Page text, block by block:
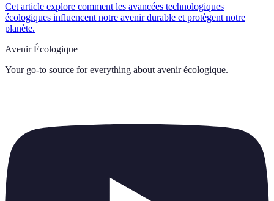
Cet article explore comment les avancées technologiques
écologiques influencent notre avenir durable et protègent notre
planète.
Avenir Écologique
Your go-to source for everything about avenir écologique.